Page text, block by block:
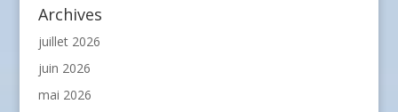
Archives
juillet 2026
juin 2026
mai 2026